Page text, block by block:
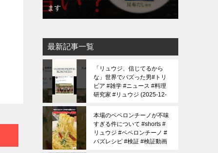
ます
最新記事一覧
「リュウジ、信じてるから
な」世界でバズった男#トリ
ビア #雑学 #ニュース #料理
研究家 #リュウジ 2025-12-
本場のペペロンチーノが不味
すぎる件について #shorts #
リュウジ #ペペロンチーノ #
バズレシピ #検証 #検証動画